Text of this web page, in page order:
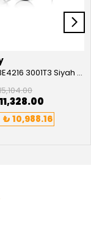
Burberry BE4216 3001T3 Siyah Kadın Güneş Gözlüğü
₺ 10,988.16